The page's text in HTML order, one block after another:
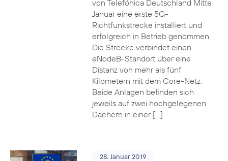
von Telefónica Deutschland Mitte
Januar eine erste 5G-
Richtfunkstrecke installiert und
erfolgreich in Betrieb genommen.
Die Strecke verbindet einen
eNodeB-Standort über eine
Distanz von mehr als fünf
Kilometern mit dem Core-Netz.
Beide Anlagen befinden sich
jeweils auf zwei hochgelegenen
Dächern in einer […]
28. Januar 2019